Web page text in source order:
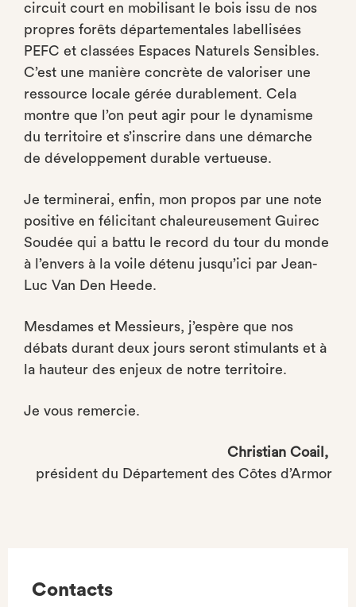
circuit court en mobilisant le bois issu de nos
propres forêts départementales labellisées
PEFC et classées Espaces Naturels Sensibles.
C’est une manière concrète de valoriser une
ressource locale gérée durablement. Cela
montre que l’on peut agir pour le dynamisme
du territoire et s’inscrire dans une démarche
de développement durable vertueuse.
Je terminerai, enfin, mon propos par une note
positive en félicitant chaleureusement Guirec
Soudée qui a battu le record du tour du monde
à l’envers à la voile détenu jusqu’ici par Jean-
Luc Van Den Heede.
Mesdames et Messieurs, j’espère que nos
débats durant deux jours seront stimulants et à
la hauteur des enjeux de notre territoire.
Je vous remercie.
Christian Coail,
président du Département des Côtes d’Armor
Contacts